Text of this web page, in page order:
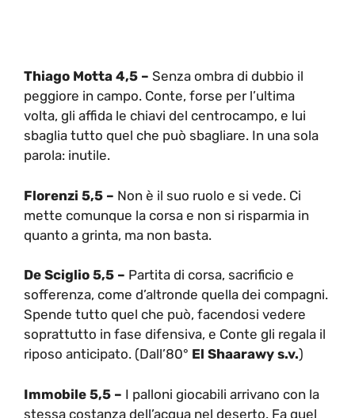
Thiago Motta 4,5 – Senza ombra di dubbio il
peggiore in campo. Conte, forse per l’ultima
volta, gli affida le chiavi del centrocampo, e lui
sbaglia tutto quel che può sbagliare. In una sola
parola: inutile.
Florenzi 5,5 – Non è il suo ruolo e si vede. Ci
mette comunque la corsa e non si risparmia in
quanto a grinta, ma non basta.
De Sciglio 5,5 – Partita di corsa, sacrificio e
sofferenza, come d’altronde quella dei compagni.
Spende tutto quel che può, facendosi vedere
soprattutto in fase difensiva, e Conte gli regala il
riposo anticipato. (Dall’80° El Shaarawy s.v.)
Immobile 5,5 – I palloni giocabili arrivano con la
stessa costanza dell’acqua nel deserto. Fa quel